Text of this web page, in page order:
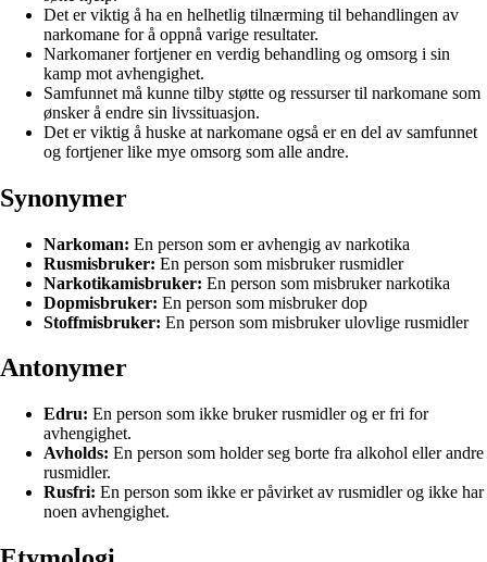
Det er viktig å ha en helhetlig tilnærming til behandlingen av
narkomane for å oppnå varige resultater.
Narkomaner fortjener en verdig behandling og omsorg i sin
kamp mot avhengighet.
Samfunnet må kunne tilby støtte og ressurser til narkomane som
ønsker å endre sin livssituasjon.
Det er viktig å huske at narkomane også er en del av samfunnet
og fortjener like mye omsorg som alle andre.
Synonymer
Narkoman: En person som er avhengig av narkotika
Rusmisbruker: En person som misbruker rusmidler
Narkotikamisbruker: En person som misbruker narkotika
Dopmisbruker: En person som misbruker dop
Stoffmisbruker: En person som misbruker ulovlige rusmidler
Antonymer
Edru: En person som ikke bruker rusmidler og er fri for
avhengighet.
Avholds: En person som holder seg borte fra alkohol eller andre
rusmidler.
Rusfri: En person som ikke er påvirket av rusmidler og ikke har
noen avhengighet.